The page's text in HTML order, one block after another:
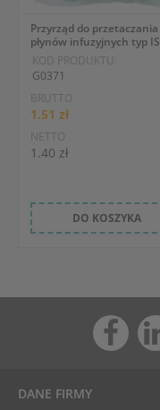
Przyrząd do przetaczania
płynów infuzyjnych typ IS
KOD PRODUKTU:
G0371
BRUTTO
1.51 zł
NETTO
1.40 zł
DO KOSZYKA
DANE FIRMY